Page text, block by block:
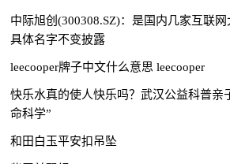
中际旭创(300308.SZ)：是国内几家互联网
具体名字不变披露
leecooper牌子中文什么意思 leecooper
快乐水真的使人快乐吗？武汉公益科普亲
命科学”
和田白玉平安扣吊坠